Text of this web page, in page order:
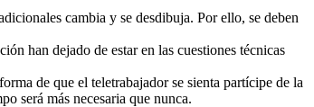
cambia y se desdibuja. Por ello, se deben
han dejado de estar en las cuestiones técnicas
de que el teletrabajador se sienta partícipe de la
será más necesaria que nunca.